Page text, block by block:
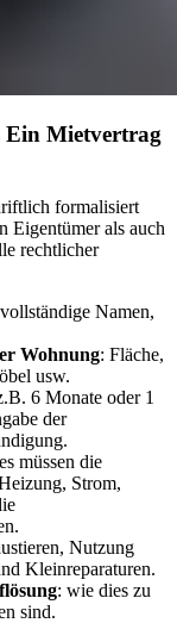
Ein Mietvertrag
formalisiert
Eigentümer als auch
rechtlicher
Namen,
Wohnung: Fläche,
usw.
6 Monate oder 1
der
müssen die
Strom,
Nutzung
Kleinreparaturen.
: wie dies zu
sind.